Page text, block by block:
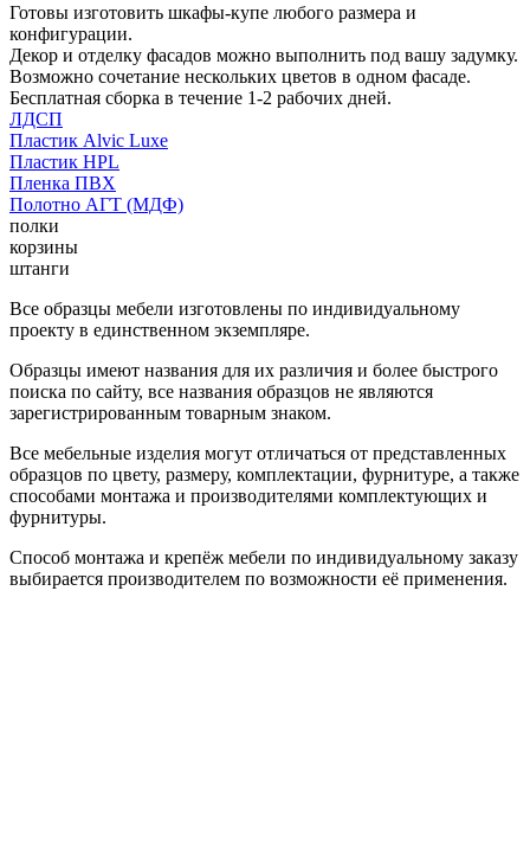
Готовы изготовить шкафы-купе любого размера и
конфигурации.
Декор и отделку фасадов можно выполнить под вашу задумку.
Возможно сочетание нескольких цветов в одном фасаде.
Бесплатная сборка в течение 1-2 рабочих дней.
ЛДСП
Пластик Alvic Luxe
Пластик HPL
Пленка ПВХ
Полотно АГТ (МДФ)
полки
корзины
штанги
Все образцы мебели изготовлены по индивидуальному
проекту в единственном экземпляре.
Образцы имеют названия для их различия и более быстрого
поиска по сайту, все названия образцов не являются
зарегистрированным товарным знаком.
Все мебельные изделия могут отличаться от представленных
образцов по цвету, размеру, комплектации, фурнитуре, а также
способами монтажа и производителями комплектующих и
фурнитуры.
Способ монтажа и крепёж мебели по индивидуальному заказу
выбирается производителем по возможности её применения.